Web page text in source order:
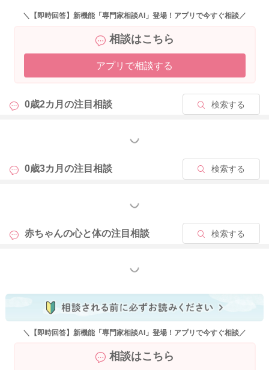
＼【即時回答】新機能「専門家相談AI」登場！アプリで今すぐ相談／
相談はこちら
アプリで相談する
0歳2カ月の注目相談 検索する
もっと見る
0歳3カ月の注目相談 検索する
もっと見る
赤ちゃんの心と体の注目相談 検索する
もっと見る
＼【即時回答】新機能「専門家相談AI」登場！アプリで今すぐ相談／
相談はこちら